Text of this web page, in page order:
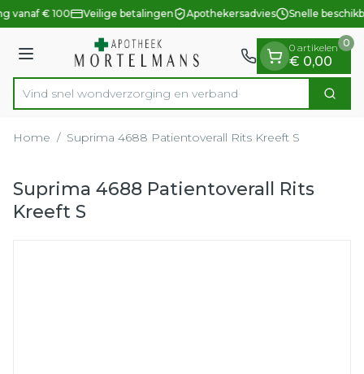
Ga naar de inhoud
1 van 1
vanaf € 100 Veilige betalingen Apothekersadvies Snelle
Menu
Product, merk, categorie...
Vind snel wondverzorging en verband Zoek
0 artikelen
€ 0,00
0
Home / Suprima 4688 Patientoverall Rits Kreeft S
Suprima 4688 Patientoverall Rits
Kreeft S